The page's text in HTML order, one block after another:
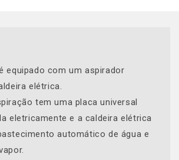
equipado com um aspirador
elétrica.
tem uma placa universal
eletricamente e a caldeira elétrica
automático de água e